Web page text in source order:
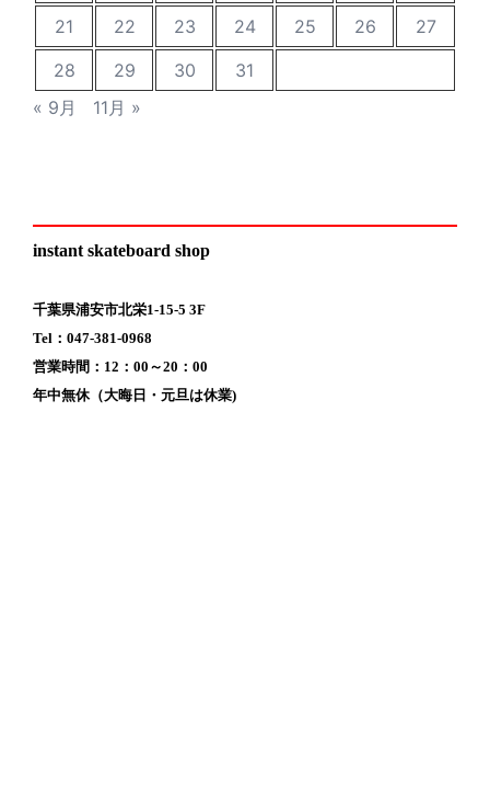
21
22 23 24 25 26
27
28
29 30
31
« 9月
11月 »
instant skateboard shop
千葉県浦安市北栄1-15-5 3F
Tel：047-381-0968
営業時間：12：00～20：00
年中無休（大晦日・元旦は休業)